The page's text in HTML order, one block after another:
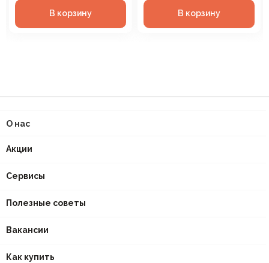
В корзину В корзину
О нас
Акции
Сервисы
Полезные советы
Вакансии
Как купить